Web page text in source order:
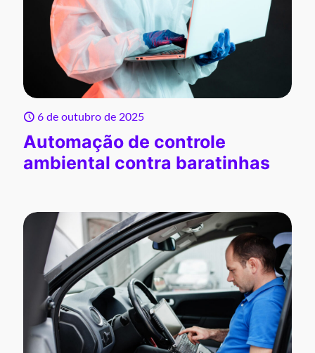
6 de outubro de 2025
Automação de controle
ambiental contra baratinhas